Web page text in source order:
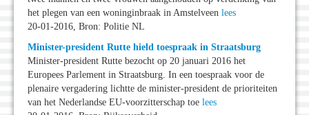
het plegen van een woninginbraak in Amstelveen lees
20-01-2016, Bron: Politie NL
Minister-president Rutte hield toespraak in Straatsburg
Minister-president Rutte bezocht op 20 januari 2016 het
Europees Parlement in Straatsburg. In een toespraak voor de
plenaire vergadering lichtte de minister-president de prioriteiten
van het Nederlandse EU-voorzitterschap toe lees